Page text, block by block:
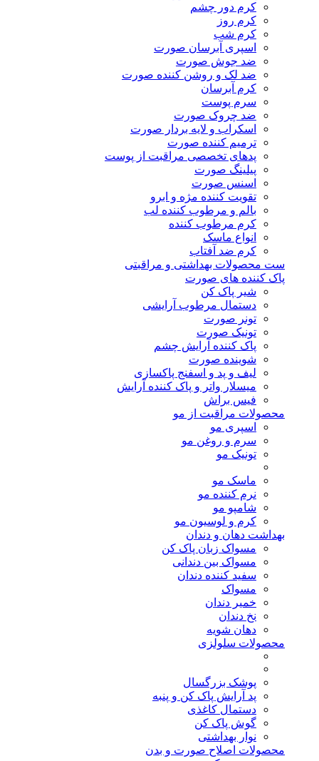
کرم دور چشم
کرم روز
کرم شب
اسپری آبرسان صورت
ضد جوش صورت
ضد لک و روشن کننده صورت
کرم آبرسان
سرم پوست
ضد چروک صورت
اسکراب و لایه بردار صورت
ترمیم کننده صورت
پدهای تخصصی مراقبت از پوست
پیلینگ صورت
اسنس صورت
تقویت کننده مژه و ابرو
بالم و مرطوب کننده لب
کرم مرطوب کننده
انواع ماسک
کرم ضد آفتاب
ست محصولات بهداشتی و مراقبتی
پاک کننده های صورت
شیر پاک کن
دستمال مرطوب آرایشی
تونر صورت
تونیک صورت
پاک کننده آرایش چشم
شوینده صورت
لیف و پد و اسفنج پاکسازی
میسلار واتر و پاک کننده آرایش
فیس براش
محصولات مراقبت از مو
اسپری مو
سرم و روغن مو
تونیک مو
ماسک مو
نرم کننده مو
شامپو مو
کرم و لوسیون مو
بهداشت دهان و دندان
مسواک زبان پاک کن
مسواک بین دندانی
سفید کننده دندان
مسواک
خمیر دندان
نخ دندان
دهان شویه
محصولات سلولزی
پوشک بزرگسال
پد آرایش پاک کن و پنبه
دستمال کاغذی
گوش پاک کن
نوار بهداشتی
محصولات اصلاح صورت و بدن